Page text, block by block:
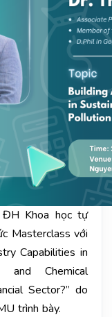
ĐH Khoa học tự
Masterclass với
Capabilities in
and Chemical
Sector?” do
trình bày.